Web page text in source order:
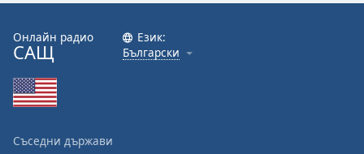
Онлайн радио
САЩ
Език:
Български
Съседни държави